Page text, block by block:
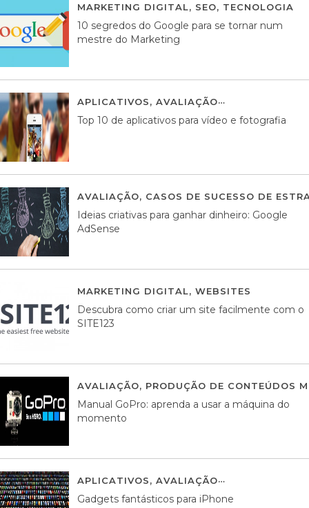
MARKETING DIGITAL, SEO, TECNOLOGIA
10 segredos do Google para se tornar num
mestre do Marketing
APLICATIVOS, AVALIAÇÃO
Top 10 de aplicativos para vídeo e fotografia
AVALIAÇÃO, CASOS DE SUCESSO DE
Ideias criativas para ganhar dinheiro: Google
AdSense
MARKETING DIGITAL, WEBSITES
Descubra como criar um site facilmente com o
SITE123
AVALIAÇÃO, PRODUÇÃO DE CONTEÚDOS
Manual GoPro: aprenda a usar a máquina do
momento
APLICATIVOS, AVALIAÇÃO
Gadgets fantásticos para iPhone